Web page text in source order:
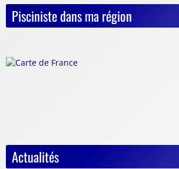
Pisciniste dans ma région
Actualités